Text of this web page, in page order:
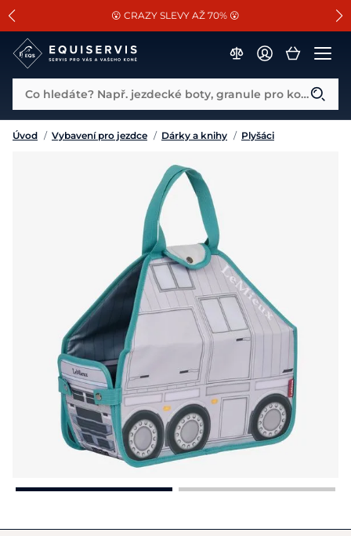
SLEVA 13% na vše od Cassini!
😮 CRAZY SLEVY AŽ 70% 😮
📐Pasování a doplňky k vybraným sedlům ZDARMA 🐴
Co hledáte? Např. jezdecké boty, granule pro koně...
Úvod / Vybavení pro jezdce / Dárky a knihy / Plyšáci